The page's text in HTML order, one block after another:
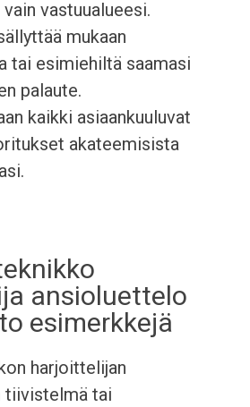
vastuualueesi.
mukaan
tai esimiehiltä saamasi
palaute.
kaikki asiaankuuluvat
akateemisista
ansioluettelo
esimerkkejä
harjoittelijan
tiivistelmä tai